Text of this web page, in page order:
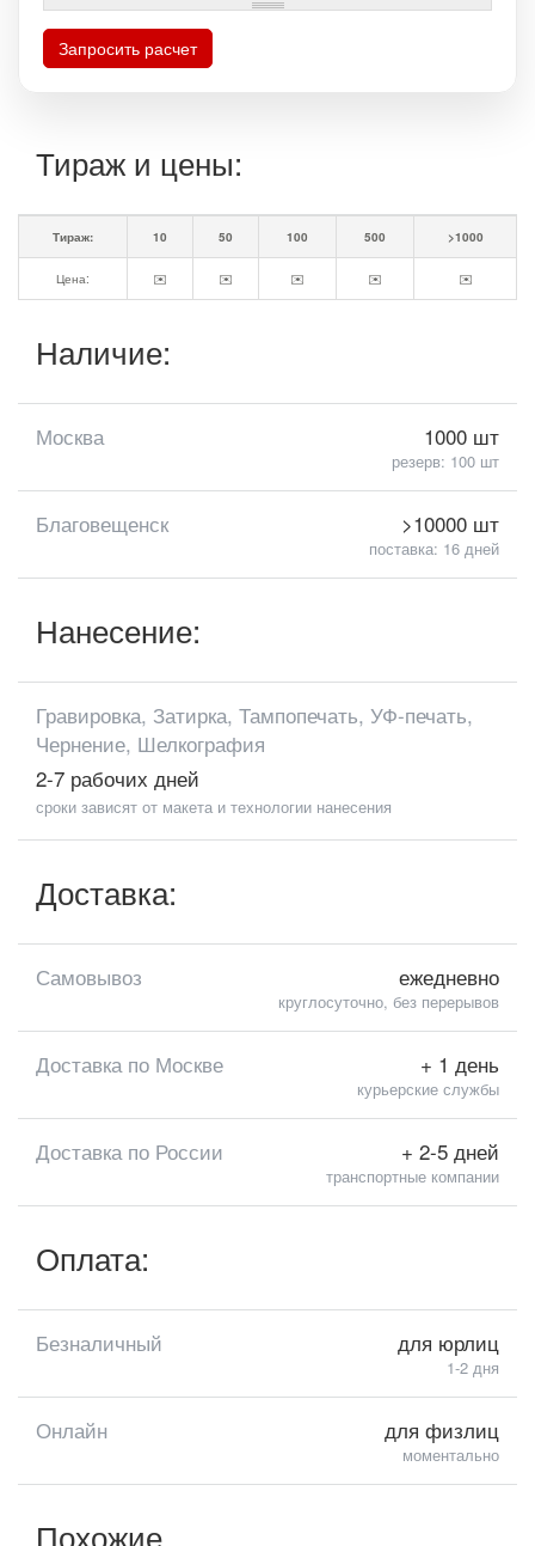
Запросить расчет
Тираж и цены:
Тираж: 10 50 100 500 >1000
Цена: ✉️ ✉️ ✉️ ✉️ ✉️
Наличие:
Москва 1000 шт
резерв: 100 шт
Благовещенск >10000 шт
поставка: 16 дней
Нанесение:
Гравировка, Затирка, Тампопечать, УФ-печать,
Чернение, Шелкография
2-7 рабочих дней
сроки зависят от макета и технологии нанесения
Доставка:
Самовывоз ежедневно
круглосуточно, без перерывов
Доставка по Москве + 1 день
курьерские службы
Доставка по России + 2-5 дней
транспортные компании
Оплата:
Безналичный для юрлиц
1-2 дня
Онлайн для физлиц
моментально
Похожие